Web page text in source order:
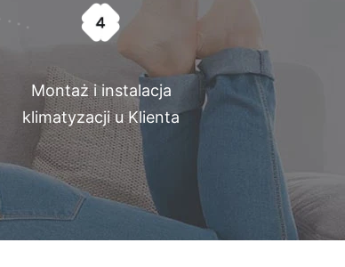
Montaż i instalacja
klimatyzacji u Klienta